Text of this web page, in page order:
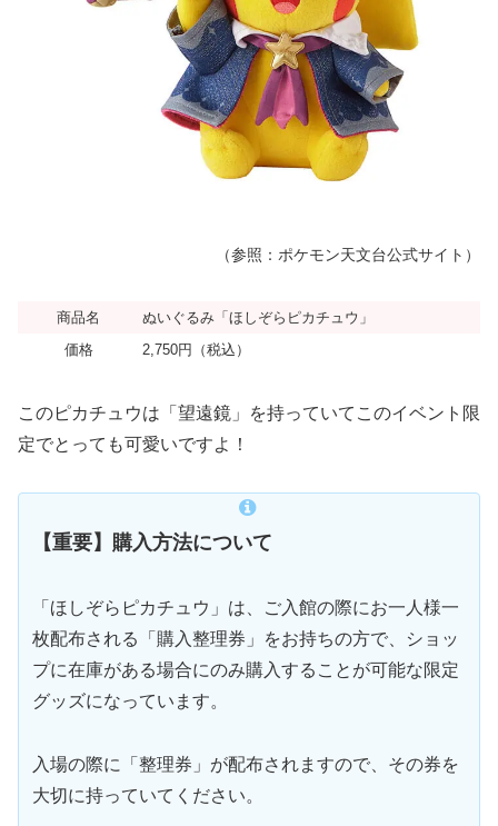
（参照：ポケモン天文台公式サイト）
商品名
ぬいぐるみ「ほしぞらピカチュウ」
価格
2,750円（税込）
このピカチュウは「望遠鏡」を持っていてこのイベント限
定でとっても可愛いですよ！
【重要】購入方法について
「ほしぞらピカチュウ」は、ご入館の際にお一人様一
枚配布される「購入整理券」をお持ちの方で、ショッ
プに在庫がある場合にのみ購入することが可能な限定
グッズになっています。
入場の際に「整理券」が配布されますので、その券を
大切に持っていてください。